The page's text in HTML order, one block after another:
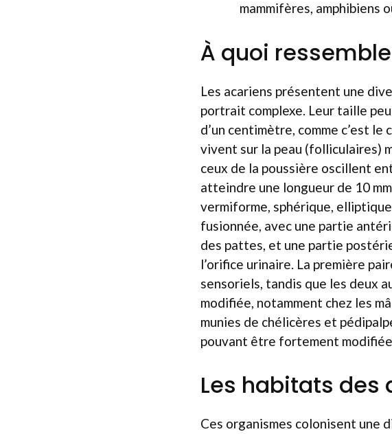
mammifères, amphibiens
À quoi
Les acariens présentent une
portrait complexe. Leur taille
d’un centimètre, comme c’est
vivent sur la peau (folliculaires)
ceux de la poussière oscillent
atteindre une longueur de 10
vermiforme, sphérique,
fusionnée, avec une partie
des pattes, et une partie
l’orifice urinaire. La première
sensoriels, tandis que les deux
modifiée, notamment chez les
munies de chélicères et
pouvant être fortement
Les habitats des
Ces organismes colonisent une